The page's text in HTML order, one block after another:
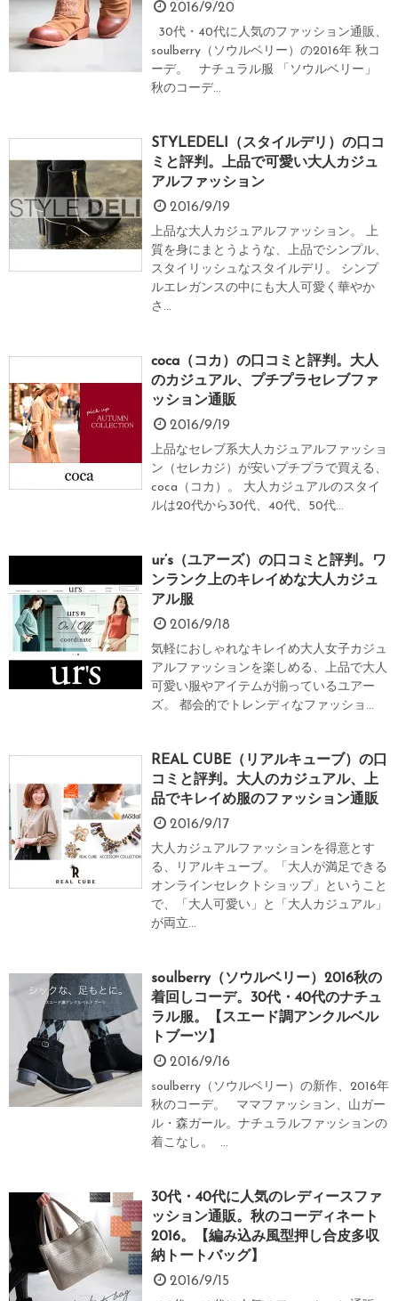
2016/9/20
30代・40代に人気のファッション通販、
soulberry（ソウルベリー）の2016年 秋コ
ーデ。 ナチュラル服 「ソウルベリー」
秋のコーデ...
STYLEDELI（スタイルデリ）の口コ
ミと評判。上品で可愛い大人カジュ
アルファッション
2016/9/19
上品な大人カジュアルファッション。 上
質を身にまとうような、上品でシンプル、
スタイリッシュなスタイルデリ。 シンプ
ルエレガンスの中にも大人可愛く華やか
さ...
coca（コカ）の口コミと評判。大人
のカジュアル、プチプラセレブファ
ッション通販
2016/9/19
上品なセレブ系大人カジュアルファッショ
ン（セレカジ）が安いプチプラで買える、
coca（コカ）。 大人カジュアルのスタイ
ルは20代から30代、40代、50代...
ur’s（ユアーズ）の口コミと評判。ワ
ンランク上のキレイめな大人カジュ
アル服
2016/9/18
気軽におしゃれなキレイめ大人女子カジュ
アルファッションを楽しめる、上品で大人
可愛い服やアイテムが揃っているユアー
ズ。 都会的でトレンディなファッショ...
REAL CUBE（リアルキューブ）の口
コミと評判。大人のカジュアル、上
品でキレイめ服のファッション通販
2016/9/17
大人カジュアルファッションを得意とす
る、リアルキューブ。「大人が満足できる
オンラインセレクトショップ」ということ
で、「大人可愛い」と「大人カジュアル」
が両立...
soulberry（ソウルベリー）2016秋の
着回しコーデ。30代・40代のナチュ
ラル服。【スエード調アンクルベル
トブーツ】
2016/9/16
soulberry（ソウルベリー）の新作、2016年
秋のコーデ。 ママファッション、山ガー
ル・森ガール。ナチュラルファッションの
着こなし。 ...
30代・40代に人気のレディースファ
ッション通販。秋のコーディネート
2016。【編み込み風型押し合皮多収
納トートバッグ】
2016/9/15